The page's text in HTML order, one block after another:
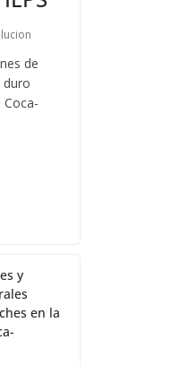
de
duro
y
en la